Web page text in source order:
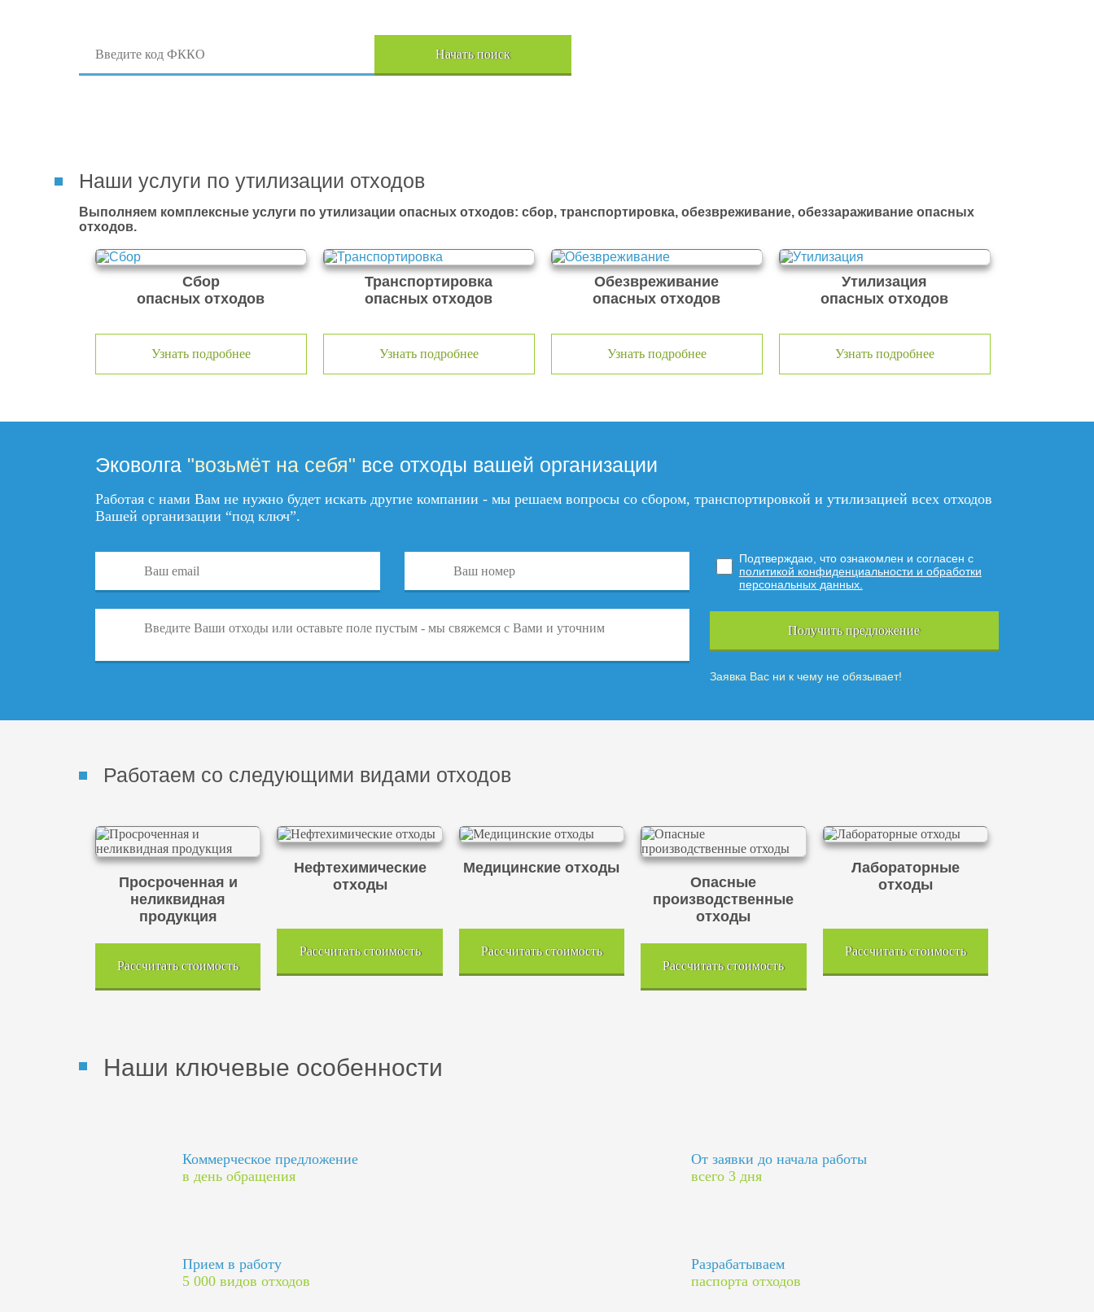
Начать поиск
Наши услуги по утилизации отходов
Выполняем комплексные услуги по утилизации опасных отходов: сбор, транспортировка, обезвреживание, обеззараживание опасных
отходов.
Сбор
опасных отходов
Узнать подробнее
Транспортировка
опасных отходов
Узнать подробнее
Обезвреживание
опасных отходов
Узнать подробнее
Утилизация
опасных отходов
Узнать подробнее
Эковолга "возьмёт на себя" все отходы вашей организации
Работая с нами Вам не нужно будет искать другие компании - мы решаем вопросы со сбором, транспортировкой и утилизацией всех отходов
Вашей организации “под ключ”.
Подтверждаю, что ознакомлен и согласен с
политикой конфиденциальности и обработки
персональных данных.
Получить предложение
Заявка Вас ни к чему не обязывает!
Работаем со следующими видами отходов
Просроченная и
неликвидная
продукция
Рассчитать стоимость
Нефтехимические
отходы
Рассчитать стоимость
Медицинские отходы
Рассчитать стоимость
Опасные
производственные
отходы
Рассчитать стоимость
Лабораторные
отходы
Рассчитать стоимость
Наши ключевые особенности
Коммерческое предложение
в день обращения
От заявки до начала работы
всего 3 дня
Прием в работу
5 000 видов отходов
Разрабатываем
паспорта отходов